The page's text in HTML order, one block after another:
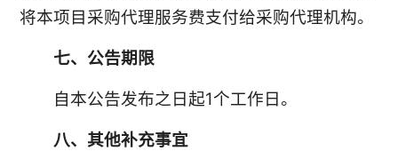
将本项目采购代理服务费支付给采购代理机构。
七、公告期限
自本公告发布之日起1个工作日。
八、其他补充事宜